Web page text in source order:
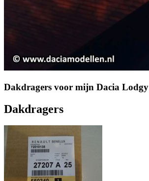
Dakdragers voor mijn Dacia Lodgy
Dakdragers